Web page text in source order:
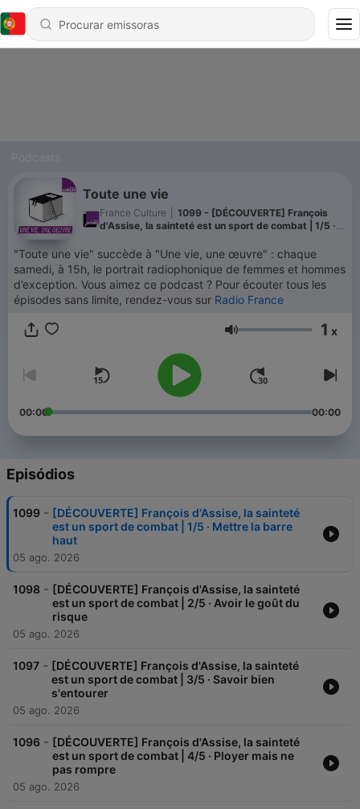
Toute une vie
France Culture
1099 - [DÉCOUVERTE] François
d'Assise, la sainteté est un sport de combat | 1/5 ·
"Toute une vie" succède à "Une vie, une œuvre" : chaque
samedi, à 15h, le portrait radiophonique de femmes et hommes
d’exception. Vous aimez ce podcast ? Pour écouter tous les
épisodes sans limite, rendez-vous sur Radio France
Volume 1 x
00:00 00:00
Episódios
1099 - [DÉCOUVERTE] François d'Assise, la sainteté
est un sport de combat | 1/5 · Mettre la barre
haut
05 ago. 2026
1098 - [DÉCOUVERTE] François d'Assise, la sainteté
est un sport de combat | 2/5 · Avoir le goût du
risque
05 ago. 2026
1097 - [DÉCOUVERTE] François d'Assise, la sainteté
est un sport de combat | 3/5 · Savoir bien
s'entourer
05 ago. 2026
1096 - [DÉCOUVERTE] François d'Assise, la sainteté
est un sport de combat | 4/5 · Ployer mais ne
pas rompre
05 ago. 2026